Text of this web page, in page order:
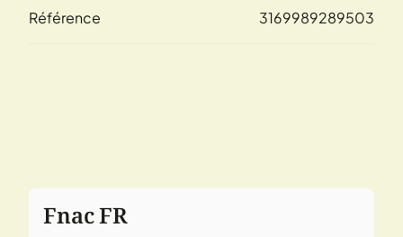
Référence 3169989289503
Fnac FR